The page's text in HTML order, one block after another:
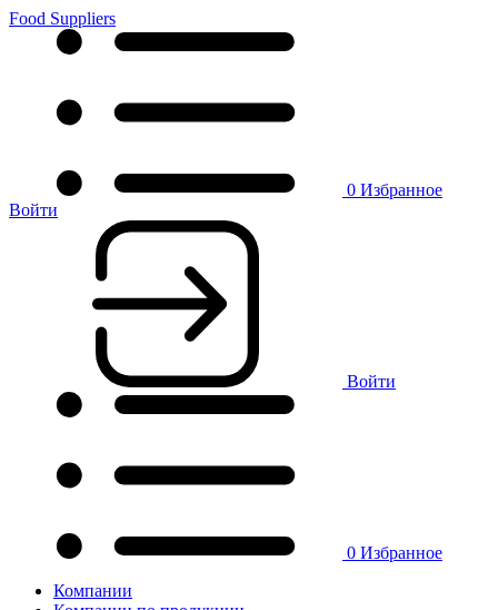
Food Suppliers
0 Избранное
Войти
Войти
0 Избранное
Компании